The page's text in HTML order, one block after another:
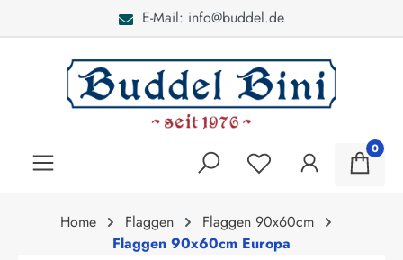
E-Mail: info@buddel.de
0
Home Flaggen
Flaggen 90x60cm
Flaggen 90x60cm Europa